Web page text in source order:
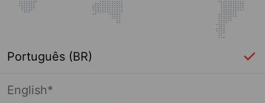
Português (BR)
English*